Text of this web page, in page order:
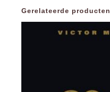
Gerelateerde producten